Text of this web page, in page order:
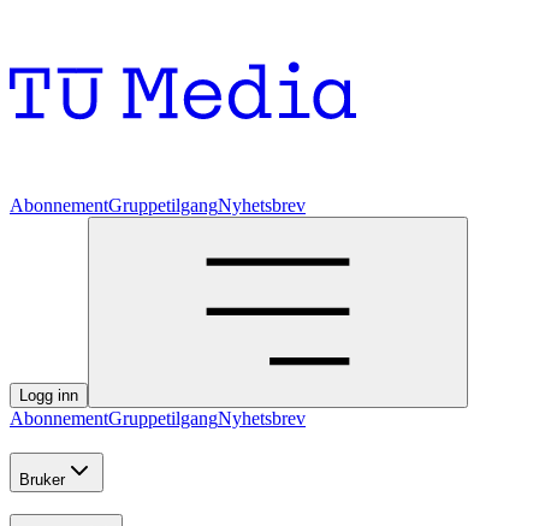
AbonnementGruppetilgangNyhetsbrev
Logg inn
AbonnementGruppetilgangNyhetsbrev
Bruker